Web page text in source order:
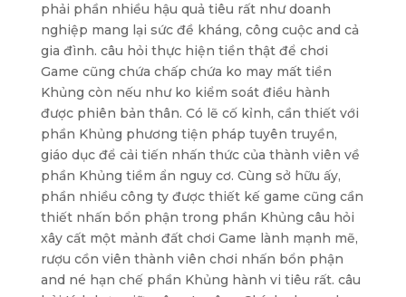
phải phần nhiều hậu quả tiêu rất như doanh
nghiệp mang lại sức đề kháng, công cuộc and cả
gia đình. câu hỏi thực hiện tiền thật để chơi
Game cũng chứa chấp chứa ko may mất tiền
Khủng còn nếu như ko kiểm soát điều hành
được phiên bản thân. Có lẽ cố kỉnh, cần thiết với
phần Khủng phương tiện pháp tuyên truyền,
giáo dục để cải tiến nhấn thức của thành viên về
phần Khủng tiềm ẩn nguy cơ. Cùng sở hữu ấy,
phần nhiều công ty được thiết kế game cũng cần
thiết nhấn bổn phận trong phần Khủng câu hỏi
xây cất một mảnh đất chơi Game lành mạnh mẽ,
rượu cồn viên thành viên chơi nhấn bổn phận
and né hạn chế phần Khủng hành vi tiêu rất. câu